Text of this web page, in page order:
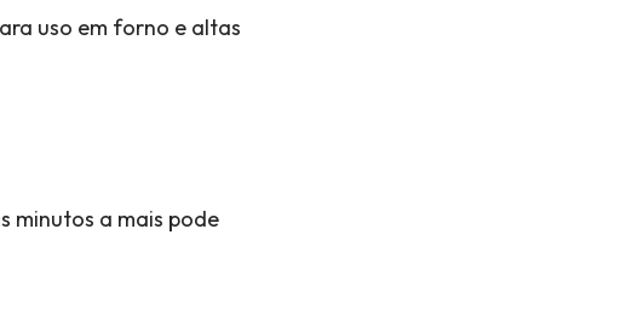
uso em forno e altas
minutos a mais pode